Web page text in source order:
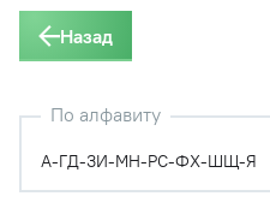
Назад
По алфавиту
А-ГД-ЗИ-МН-РС-ФХ-ШЩ-Я